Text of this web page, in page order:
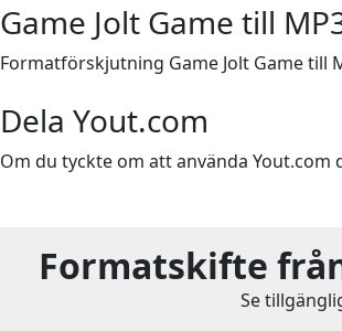
Game Jolt Game till
Formatförskjutning Game Jolt Game till
Dela Yout.com
Om du tyckte om att använda Yout.com
Formatskifte
Se